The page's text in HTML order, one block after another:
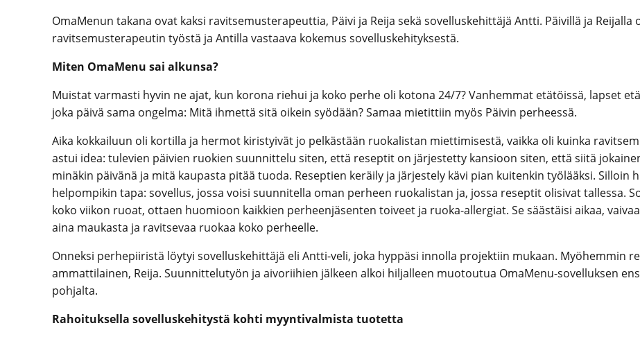
OmaMenun takana ovat kaksi ravitsemusterapeuttia, Päivi ja Reija sekä sovelluskehittäjä Antti. Päivillä ja
ravitsemusterapeutin työstä ja Antilla vastaava kokemus sovelluskehityksestä.
Miten OmaMenu sai alkunsa?
Muistat varmasti hyvin ne ajat, kun korona riehui ja koko perhe oli kotona 24/7? Vanhemmat etätöissä, lapset
joka päivä sama ongelma: Mitä ihmettä sitä oikein syödään? Samaa mietittiin myös Päivin perheessä.
Aika kokkailuun oli kortilla ja hermot kiristyivät jo pelkästään ruokalistan miettimisestä, vaikka oli kuinka
astui idea: tulevien päivien ruokien suunnittelu siten, että reseptit on järjestetty kansioon siten, että siitä
minäkin päivänä ja mitä kaupasta pitää tuoda. Reseptien keräily ja järjestely kävi pian kuitenkin työlääksi. Silloin
helpompikin tapa: sovellus, jossa voisi suunnitella oman perheen ruokalistan ja, jossa reseptit olisivat tallessa.
koko viikon ruoat, ottaen huomioon kaikkien perheenjäsenten toiveet ja ruoka-allergiat. Se säästäisi aikaa,
aina maukasta ja ravitsevaa ruokaa koko perheelle.
Onneksi perhepiiristä löytyi sovelluskehittäjä eli Antti-veli, joka hyppäsi innolla projektiin mukaan. Myöhemmin
ammattilainen, Reija. Suunnittelutyön ja aivoriihien jälkeen alkoi hiljalleen muotoutua OmaMenu-sovelluksen
pohjalta.
Rahoituksella sovelluskehitystä kohti myyntivalmista tuotetta